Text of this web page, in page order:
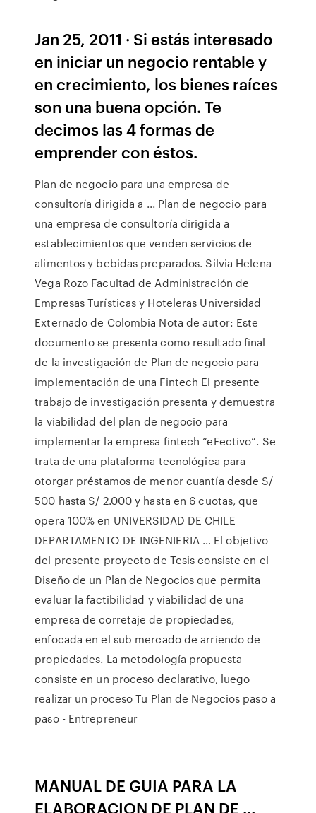
Jan 25, 2011 · Si estás interesado
en iniciar un negocio rentable y
en crecimiento, los bienes raíces
son una buena opción. Te
decimos las 4 formas de
emprender con éstos.
Plan de negocio para una empresa de
consultoría dirigida a ... Plan de negocio para
una empresa de consultoría dirigida a
establecimientos que venden servicios de
alimentos y bebidas preparados. Silvia Helena
Vega Rozo Facultad de Administración de
Empresas Turísticas y Hoteleras Universidad
Externado de Colombia Nota de autor: Este
documento se presenta como resultado final
de la investigación de Plan de negocio para
implementación de una Fintech El presente
trabajo de investigación presenta y demuestra
la viabilidad del plan de negocio para
implementar la empresa fintech “eFectivo”. Se
trata de una plataforma tecnológica para
otorgar préstamos de menor cuantía desde S/
500 hasta S/ 2.000 y hasta en 6 cuotas, que
opera 100% en UNIVERSIDAD DE CHILE
DEPARTAMENTO DE INGENIERIA … El objetivo
del presente proyecto de Tesis consiste en el
Diseño de un Plan de Negocios que permita
evaluar la factibilidad y viabilidad de una
empresa de corretaje de propiedades,
enfocada en el sub mercado de arriendo de
propiedades. La metodología propuesta
consiste en un proceso declarativo, luego
realizar un proceso Tu Plan de Negocios paso a
paso - Entrepreneur
MANUAL DE GUIA PARA LA
ELABORACION DE PLAN DE …